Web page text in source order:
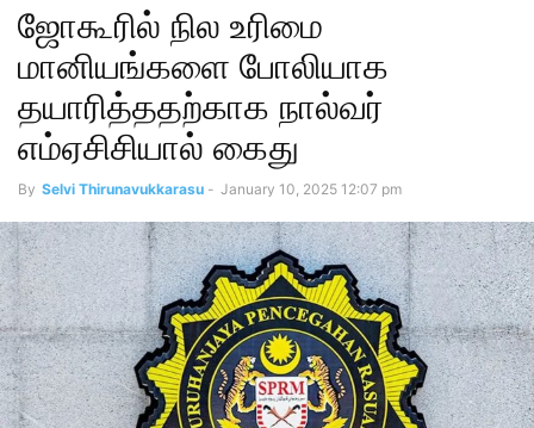
ஜோகூரில் நில உரிமை
மானியங்களை போலியாக
தயாரித்ததற்காக நால்வர்
எம்ஏசிசியால் கைது
By Selvi Thirunavukkarasu - January 10, 2025 12:07 pm